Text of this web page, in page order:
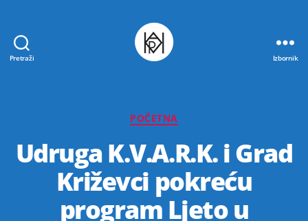
Pretraži Izbornik
Kategorije
POČETNA
Udruga K.V.A.R.K. i Grad
Križevci pokreću
program Ljeto u